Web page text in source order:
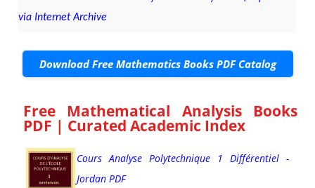
via Internet Archive
Download Free Mathematics Books PDF Catalog
Free Mathematical Analysis Books
PDF | Curated Academic Index
Cours Analyse Polytechnique 1 Différentiel -
Jordan PDF